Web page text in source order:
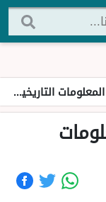
التاريخية عن قبيلة يام